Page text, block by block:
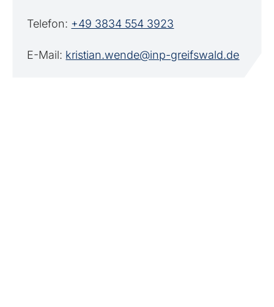
Telefon: +49 3834 554 3923
E-Mail: kristian.wende@inp-greifswald.de